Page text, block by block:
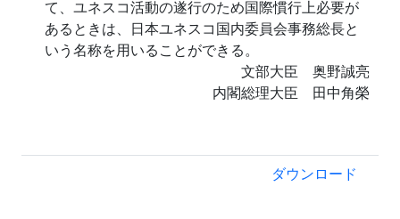
て、ユネスコ活動の遂行のため国際慣行上必要が
あるときは、日本ユネスコ国内委員会事務総長と
いう名称を用いることができる。
文部大臣 奥野誠亮
内閣総理大臣 田中角榮
ダウンロード